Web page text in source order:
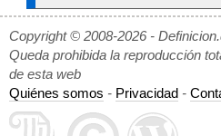
Copyright © 2008-2026 -
Queda prohibida la reproducción
de esta web
Quiénes somos - Privacidad -